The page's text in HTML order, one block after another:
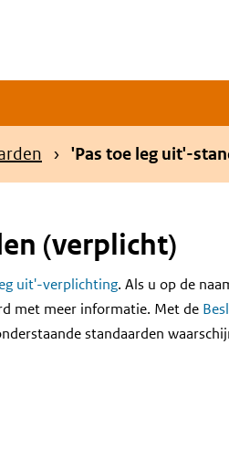
'Pas toe leg uit'-
(verplicht)
uit'-verplichting. Als u op de
met meer informatie. Met de
standaarden